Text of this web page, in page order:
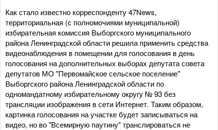
Как стало известно корреспонденту 47News,
территориальная (с полномочиями муниципальной)
избирательная комиссия Выборгского муниципального
района Ленинградской области решила применить средства
видеонаблюдения в помещении для голосования в день
голосования на дополнительных выборах депутата совета
депутатов МО "Первомайское сельское поселение"
Выборгского района Ленинградской области по
одномандатному избирательному округу № 93 без
трансляции изображения в сети Интернет. Таким образом,
картинка голосования на участке будет записываться на
видео, но во "Всемирную паутину" транслироваться не